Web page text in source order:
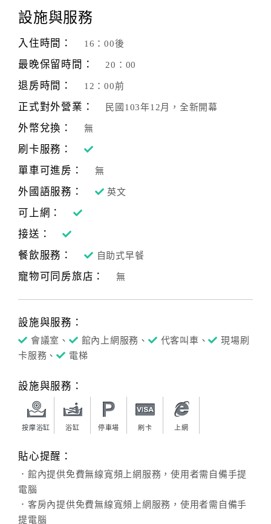
設施與服務
入住時間： 16：00後
最晚保留時間： 20：00
退房時間： 12：00前
正式對外營業： 民國103年12月，全新開幕
外幣兌換： 無
刷卡服務：
單車可進房：
無
外國語服務： 英文
可上網：
接送：
餐飲服務：
自助式早餐
寵物可同房旅店： 無
設施與服務：
會議室、 館內上網服務、 代客叫車、
現場刷
卡服務、
電梯
設施與服務：
按摩浴缸 浴缸 停車場 刷卡 上網
貼心提醒：
．館內提供免費無線寬頻上網服務，使用者需自備手提
電腦
．客房內提供免費無線寬頻上網服務，使用者需自備手
提電腦